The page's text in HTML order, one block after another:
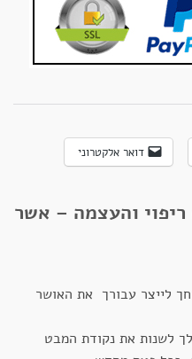
דואר אלקטרוני
והעצמה – אשר
לייצר עבורך את האושר
לשנות את נקודת המבט